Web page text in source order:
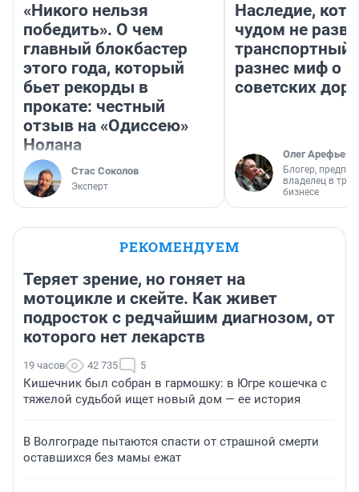
«Никого нельзя
победить». О чем
главный блокбастер
этого года, который
бьет рекорды в
прокате: честный
отзыв на «Одиссею»
Нолана
Стас Соколов
Эксперт
Наследие,
чудом не
транспортный
разнес миф о
советских
Олег Арефьев
Блогер,
владелец в
бизнесе
РЕКОМЕНДУЕМ
Теряет зрение, но гоняет на
мотоцикле и скейте. Как живет
подросток с редчайшим диагнозом, от
которого нет лекарств
19 часов 42 735 5
Кишечник был собран в гармошку: в Югре кошечка с
тяжелой судьбой ищет новый дом — ее история
В Волгограде пытаются спасти от страшной смерти
оставшихся без мамы ежат